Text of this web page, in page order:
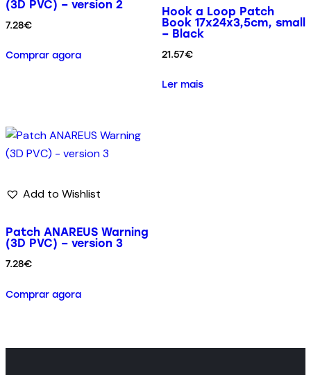
(3D PVC) – version 2
7.28€
Comprar agora
Hook a Loop Patch
Book 17x24x3,5cm, small
– Black
21.57€
Ler mais
Add to Wishlist
Patch ANAREUS Warning
(3D PVC) – version 3
7.28€
Comprar agora